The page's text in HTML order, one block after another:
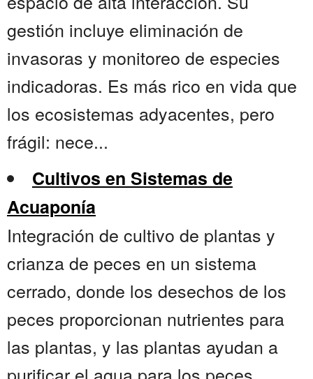
gestión incluye eliminación de
invasoras y monitoreo de especies
indicadoras. Es más rico en vida que
los ecosistemas adyacentes, pero
frágil: nece...
Cultivos en Sistemas de
Acuaponía
Integración de cultivo de plantas y
crianza de peces en un sistema
cerrado, donde los desechos de los
peces proporcionan nutrientes para
las plantas, y las plantas ayudan a